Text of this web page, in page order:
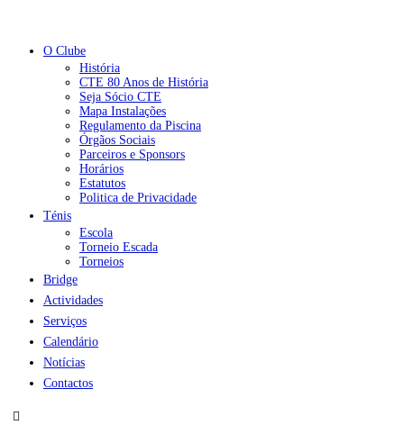
O Clube
História
CTE 80 Anos de História
Seja Sócio CTE
Mapa Instalações
Regulamento da Piscina
Órgãos Sociais
Parceiros e Sponsors
Horários
Estatutos
Politica de Privacidade
Ténis
Escola
Torneio Escada
Torneios
Bridge
Actividades
Serviços
Calendário
Notícias
Contactos